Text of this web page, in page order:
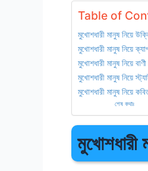
Table of
মুখোশধারী মানুষ নিয়ে
মুখোশধারী মানুষ নিয়ে
মুখোশধারী মানুষ নিয়ে বাণী
মুখোশধারী মানুষ নিয়ে
মুখোশধারী মানুষ নিয়ে
শেষ কথাঃ
মুখোশধারী